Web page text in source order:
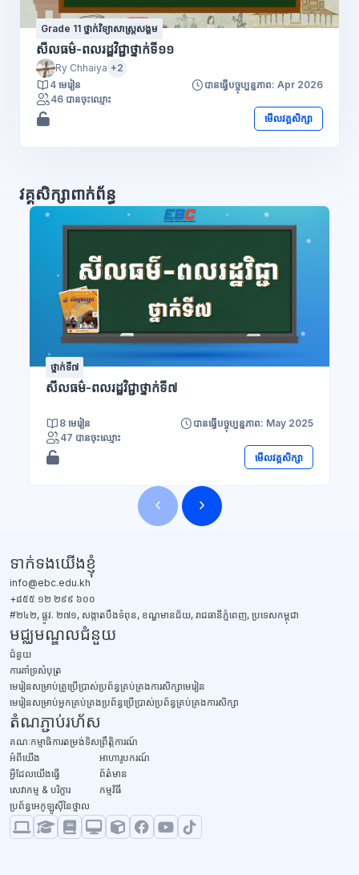
Grade 11 ថ្នាក់វិទ្យាសាស្រ្តសង្គម
សីលធម៌-ពលរដ្ឋវិជ្ជាថ្នាក់ទី១១
Ry Chhaiya +2
4 មេរៀន
បានធ្វើបច្ចុប្បន្នភាព: Apr 2026
46 បានចុះឈ្មោះ
មើលវគ្គសិក្សា
វគ្គសិក្សាពាក់ព័ន្ធ
ថ្នាក់ទី៧
សីលធម៌-ពលរដ្ឋវិជ្ជាថ្នាក់ទី៧
8 មេរៀន
បានធ្វើបច្ចុប្បន្នភាព: May 2025
47 បានចុះឈ្មោះ
មើលវគ្គសិក្សា
តំណភ្ជាប់រហ័ស
គណៈកម្មាធិការតម្រង់ទិស
អំពីយើង
អ្វីដែលយើងធ្វើ
សេវាកម្ម & បរិក្ខារ
ប្រព័ន្ធអេកូឡូស៊ីនៃថ្នាល
ព្រឹត្តិការណ៍
អាហារូបករណ៍
ព័ត៌មាន
កម្មវិធី
មជ្ឈមណ្ឌលជំនួយ
ជំនួយ
​ការគាំទ្រសំបុត្រ
មេរៀនសម្រាប់គ្រូប្រើប្រាស់ប្រព័ន្ធគ្រប់គ្រងការសិក្សាមេរៀន
មេរៀនសម្រាប់អ្នកគ្រប់គ្រងប្រព័ន្ធប្រើប្រាស់ប្រព័ន្ធគ្រប់គ្រងការសិក្សា
ទាក់ទង​យើងខ្ញុំ
info@ebc.edu.kh
+៨៥៥ ១២ ២៩៩ ៦០០
#២៤២, ផ្លូវ. ២៧១, សង្កាតបឹងទំពុន, ខណ្ឌមានជ័យ, រាជធានីភ្នំពេញ, ប្រទេសកម្ពុជា